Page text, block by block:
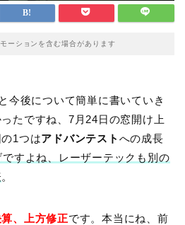
ーションを含む場合があります
今後について簡単に書いていき
たですね、7月24日の窓開け上
1つはアドバンテスト への成長
すよね、レーザーテックも別の
。
、上方修正です。本当にね、前